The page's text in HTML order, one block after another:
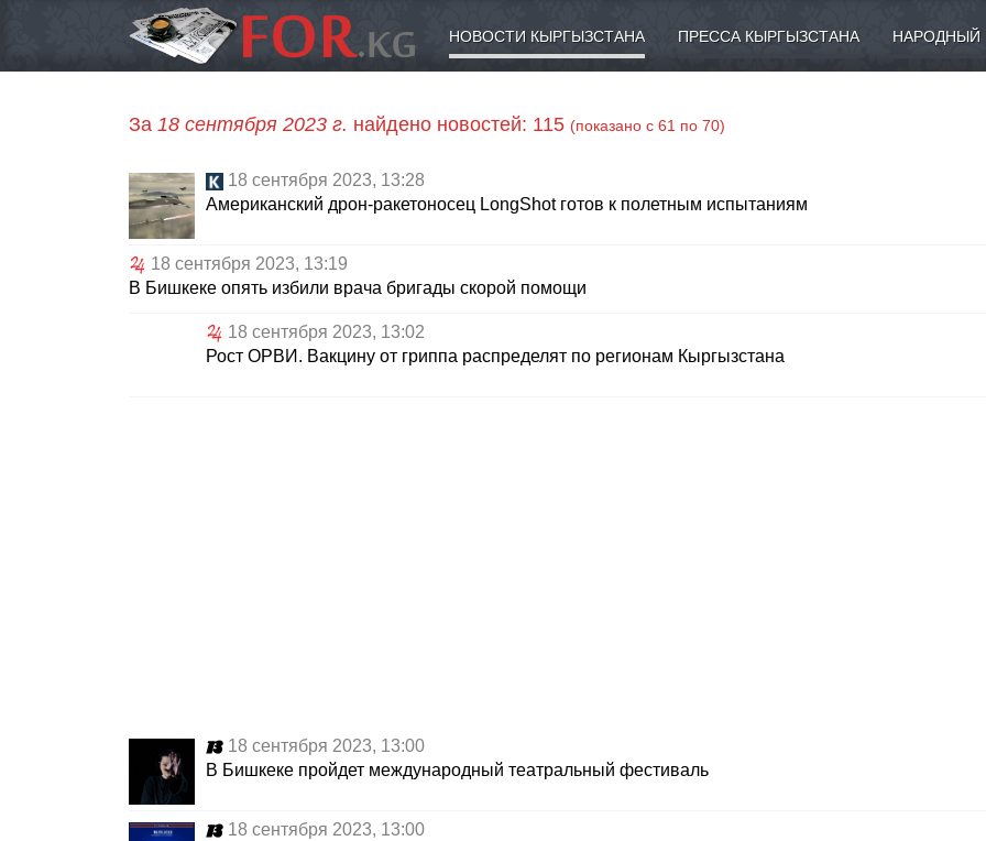
НОВОСТИ КЫРГЫЗСТАНА ПРЕССА КЫРГЫЗСТАНА НАРОДНЫЙ
За 18 сентября 2023 г. найдено новостей: 115 (показано с 61 по 70)
18 сентября 2023, 13:28
Американский дрон-ракетоносец LongShot готов к полетным испытаниям
18 сентября 2023, 13:19
В Бишкеке опять избили врача бригады скорой помощи
18 сентября 2023, 13:02
Рост ОРВИ. Вакцину от гриппа распределят по регионам Кыргызстана
18 сентября 2023, 13:00
В Бишкеке пройдет международный театральный фестиваль
18 сентября 2023, 13:00